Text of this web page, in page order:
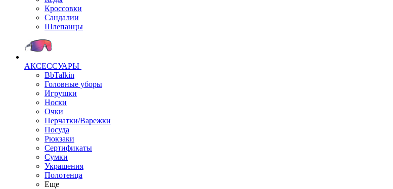
Кроссовки
Сандалии
Шлепанцы
АКСЕССУАРЫ
BbTalkin
Головные уборы
Игрушки
Носки
Очки
Перчатки/Варежки
Посуда
Рюкзаки
Сертификаты
Сумки
Украшения
Полотенца
Еще